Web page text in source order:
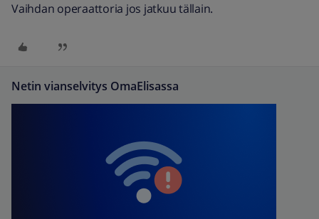
Vaihdan operaattoria jos jatkuu tällain.
Netin vianselvitys OmaElisassa